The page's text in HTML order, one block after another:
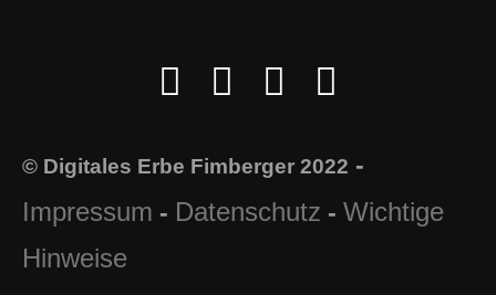
© Digitales Erbe Fimberger 2022 -
Impressum - Datenschutz - Wichtige
Hinweise